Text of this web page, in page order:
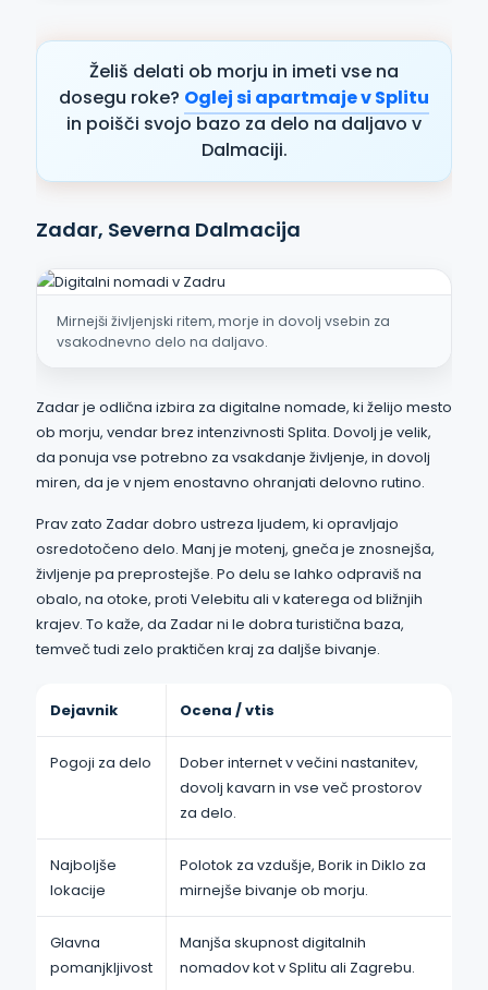
Želiš delati ob morju in imeti vse na
dosegu roke? Oglej si apartmaje v Splitu
in poišči svojo bazo za delo na daljavo v
Dalmaciji.
Zadar, Severna Dalmacija
Mirnejši življenjski ritem, morje in dovolj vsebin za
vsakodnevno delo na daljavo.
Zadar je odlična izbira za digitalne nomade, ki želijo mesto
ob morju, vendar brez intenzivnosti Splita. Dovolj je velik,
da ponuja vse potrebno za vsakdanje življenje, in dovolj
miren, da je v njem enostavno ohranjati delovno rutino.
Prav zato Zadar dobro ustreza ljudem, ki opravljajo
osredotočeno delo. Manj je motenj, gneča je znosnejša,
življenje pa preprostejše. Po delu se lahko odpraviš na
obalo, na otoke, proti Velebitu ali v katerega od bližnjih
krajev. To kaže, da Zadar ni le dobra turistična baza,
temveč tudi zelo praktičen kraj za daljše bivanje.
Dejavnik Ocena / vtis
Pogoji za delo
Dober internet v večini nastanitev,
dovolj kavarn in vse več prostorov
za delo.
Najboljše
lokacije
Polotok za vzdušje, Borik in Diklo za
mirnejše bivanje ob morju.
Glavna
pomanjkljivost
Manjša skupnost digitalnih
nomadov kot v Splitu ali Zagrebu.